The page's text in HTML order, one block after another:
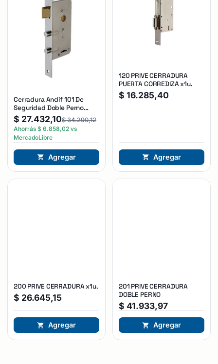
Cerradura Andif 101 De
Seguridad Doble Perno
Reforzada Plateado
$ 27.432,10$34.290,12
Ahorrás $ 6.858,02 vs
MercadoLibre
Agregar
120 PRIVE CERRADURA
PUERTA CORREDIZA x1u.
$ 16.285,40
Agregar
200 PRIVE CERRADURA x1u.
$ 26.645,15
Agregar
201 PRIVE CERRADURA
DOBLE PERNO
$ 41.933,97
Agregar